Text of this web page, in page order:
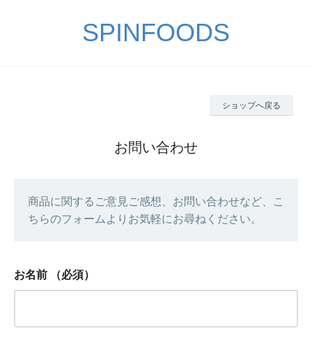
SPINFOODS
ショップへ戻る
お問い合わせ
商品に関するご意見ご感想、お問い合わせなど、こ
ちらのフォームよりお気軽にお尋ねください。
お名前 （必須）